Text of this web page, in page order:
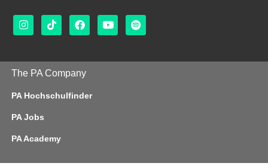
The PA Company
PA Hochschulfinder
PA Jobs
PA Academy